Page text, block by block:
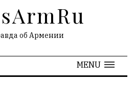
об Армении
MENU